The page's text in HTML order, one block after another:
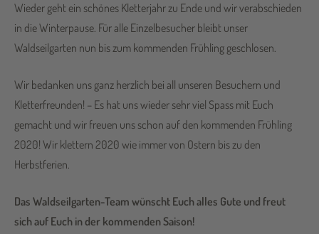
Wieder geht ein schönes Kletterjahr zu Ende und wir verabschieden
in die Winterpause. Für alle Einzelbesucher bleibt unser
Waldseilgarten nun bis zum kommenden Frühling geschlosen.
Wir bedanken uns ganz herzlich bei all unseren Besuchern und
Kletterfreunden! – Es hat uns wieder sehr viel Spass mit Euch
gemacht und wir freuen uns schon auf den kommenden Frühling
2020! Wir klettern 2020 wie immer von Ostern bis zu den
Herbstferien.
Das Waldseilgarten-Team wünscht Euch alles Gute und freut
sich auf Euch in der kommenden Saison!